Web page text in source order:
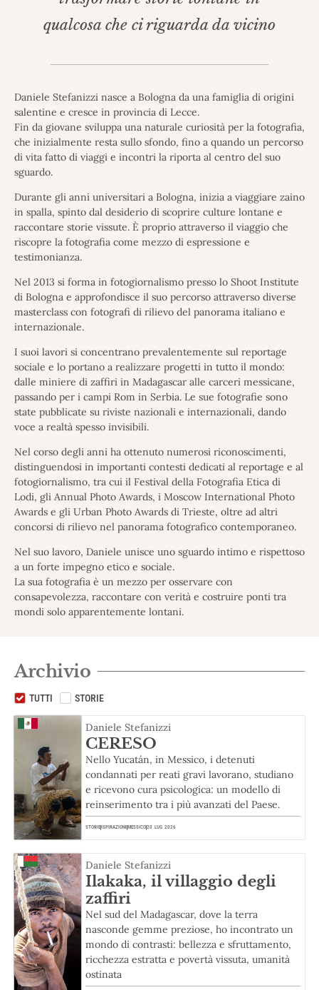
qualcosa che ci riguarda da vicino
Daniele Stefanizzi nasce a Bologna da una famiglia di origini
salentine e cresce in provincia di Lecce.
Fin da giovane sviluppa una naturale curiosità per la fotografia,
che inizialmente resta sullo sfondo, fino a quando un percorso
di vita fatto di viaggi e incontri la riporta al centro del suo
sguardo.
Durante gli anni universitari a Bologna, inizia a viaggiare zaino
in spalla, spinto dal desiderio di scoprire culture lontane e
raccontare storie vissute. È proprio attraverso il viaggio che
riscopre la fotografia come mezzo di espressione e
testimonianza.
Nel 2013 si forma in fotogiornalismo presso lo Shoot Institute
di Bologna e approfondisce il suo percorso attraverso diverse
masterclass con fotografi di rilievo del panorama italiano e
internazionale.
I suoi lavori si concentrano prevalentemente sul reportage
sociale e lo portano a realizzare progetti in tutto il mondo:
dalle miniere di zaffiri in Madagascar alle carceri messicane,
passando per i campi Rom in Serbia. Le sue fotografie sono
state pubblicate su riviste nazionali e internazionali, dando
voce a realtà spesso invisibili.
Nel corso degli anni ha ottenuto numerosi riconoscimenti,
distinguendosi in importanti contesti dedicati al reportage e al
fotogiornalismo, tra cui il Festival della Fotografia Etica di
Lodi, gli Annual Photo Awards, i Moscow International Photo
Awards e gli Urban Photo Awards di Trieste, oltre ad altri
concorsi di rilievo nel panorama fotografico contemporaneo.
Nel suo lavoro, Daniele unisce uno sguardo intimo e rispettoso
a un forte impegno etico e sociale.
La sua fotografia è un mezzo per osservare con
consapevolezza, raccontare con verità e costruire ponti tra
mondi solo apparentemente lontani.
Archivio
TUTTI STORIE
Daniele Stefanizzi
CERESO
Nello Yucatán, in Messico, i detenuti
condannati per reati gravi lavorano, studiano
e ricevono cura psicologica: un modello di
reinserimento tra i più avanzati del Paese.
STORIEISPIRAZIONIMESSICO20 LUG 2026
Daniele Stefanizzi
Ilakaka, il villaggio degli
zaffiri
Nel sud del Madagascar, dove la terra
nasconde gemme preziose, ho incontrato un
mondo di contrasti: bellezza e sfruttamento,
ricchezza estratta e povertà vissuta, umanità
ostinata